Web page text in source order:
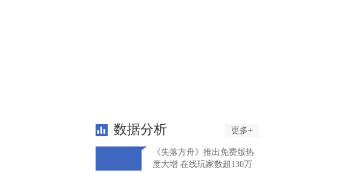
数据分析 更多+
《失落方舟》推出免费版热
度大增 在线玩家数超130万